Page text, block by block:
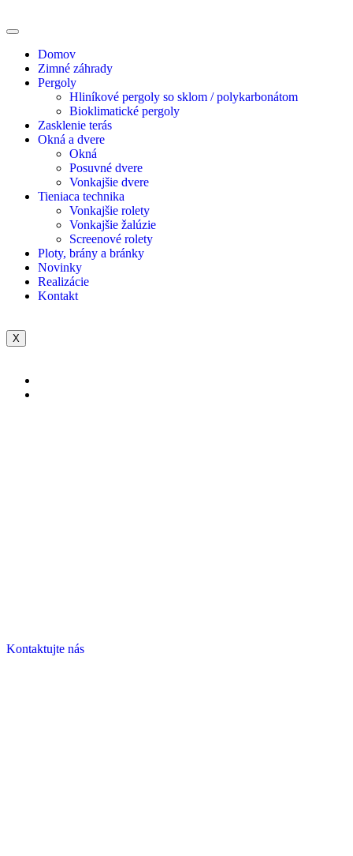
Domov
Zimné záhrady
Pergoly
Hliníkové pergoly so sklom / polykarbonátom
Bioklimatické pergoly
Zasklenie terás
Okná a dvere
Okná
Posuvné dvere
Vonkajšie dvere
Tieniaca technika
Vonkajšie rolety
Vonkajšie žalúzie
Screenové rolety
Ploty, brány a bránky
Novinky
Realizácie
Kontakt
X
Kontaktujte nás